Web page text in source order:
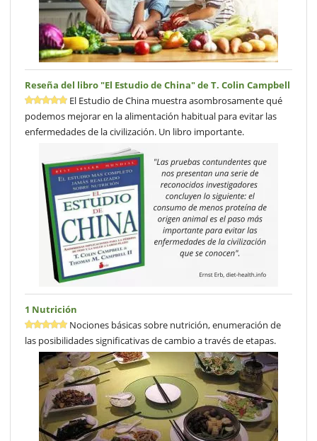
Reseña del libro "El Estudio de China" de T. Colin Campbell
El Estudio de China muestra asombrosamente qué
podemos mejorar en la alimentación habitual para evitar las
enfermedades de la civilización. Un libro importante.
1 Nutrición
Nociones básicas sobre nutrición, enumeración de
las posibilidades significativas de cambio a través de etapas.